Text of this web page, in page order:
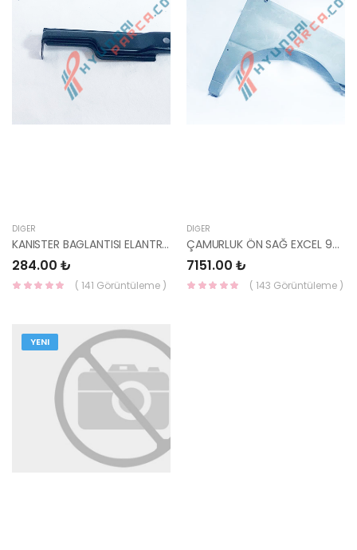
DIĞER
KANISTER BAGLANTISI ELANTRA 1997- 31450-29100-HMC
284.00 ₺
( 141 Görüntüleme )
DIĞER
ÇAMURLUK ÖN SAĞ EXCEL 92-94 66321-24300-HMC
7151.00 ₺
( 143 Görüntüleme )
YENI